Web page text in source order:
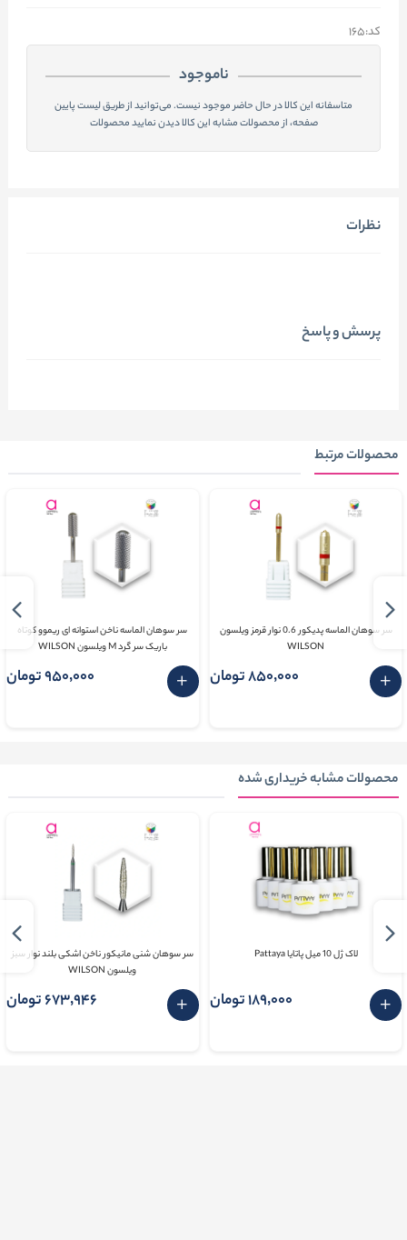
کد:165
ناموجود
متاسفانه این کالا در حال حاضر موجود نیست. می‌توانید از طریق لیست پایین
صفحه، از محصولات مشابه این کالا دیدن نمایید محصولات
نظرات
پرسش و پاسخ
محصولات مرتبط
سر سوهان الماسه پدیکور 0.6 نوار قرمز ویلسون
WILSON
850٬000 تومان
سر سوهان الماسه ناخن استوانه ای ریموو کوتاه
باریک سر گرد M ویلسون WILSON
950٬000 تومان
محصولات مشابه خریداری شده
لاک ژل 10 میل پاتایا Pattaya
189٬000 تومان
سر سوهان شنی مانیکور ناخن اشکی بلند نوار سبز
ویلسون WILSON
673٬946 تومان